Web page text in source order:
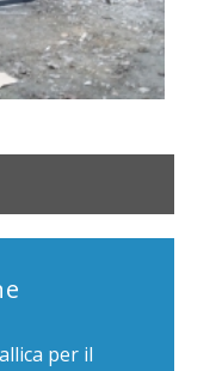
per il